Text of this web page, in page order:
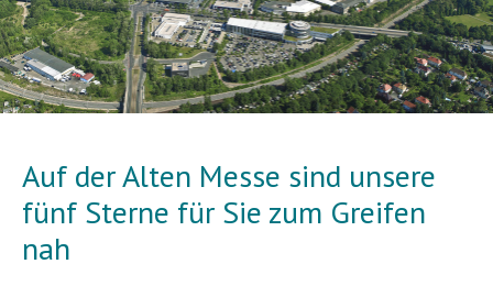
Auf der Alten Messe sind unsere
fünf Sterne für Sie zum Greifen
nah